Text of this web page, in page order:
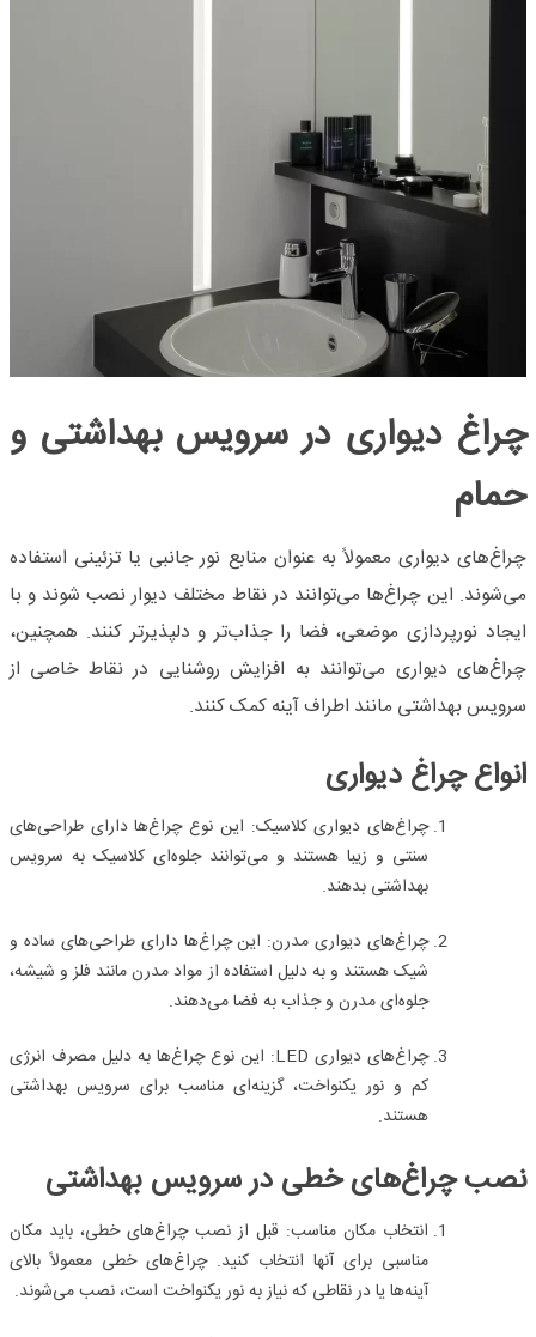
چراغ دیواری در سرویس بهداشتی و
حمام
چراغ‌های دیواری معمولاً به عنوان منابع نور جانبی یا تزئینی استفاده
می‌شوند. این چراغ‌ها می‌توانند در نقاط مختلف دیوار نصب شوند و با
ایجاد نورپردازی موضعی، فضا را جذاب‌تر و دلپذیرتر کنند. همچنین،
چراغ‌های دیواری می‌توانند به افزایش روشنایی در نقاط خاصی از
سرویس بهداشتی مانند اطراف آینه کمک کنند.
انواع چراغ دیواری
چراغ‌های دیواری کلاسیک: این نوع چراغ‌ها دارای طراحی‌های
سنتی و زیبا هستند و می‌توانند جلوه‌ای کلاسیک به سرویس
بهداشتی بدهند.
چراغ‌های دیواری مدرن: این چراغ‌ها دارای طراحی‌های ساده و
شیک هستند و به دلیل استفاده از مواد مدرن مانند فلز و شیشه،
جلوه‌ای مدرن و جذاب به فضا می‌دهند.
چراغ‌های دیواری LED
: این نوع چراغ‌ها به دلیل مصرف انرژی
کم و نور یکنواخت، گزینه‌ای مناسب برای سرویس بهداشتی
هستند.
نصب چراغ‌های خطی در سرویس بهداشتی
انتخاب مکان مناسب: قبل از نصب چراغ‌های خطی، باید مکان
مناسبی برای آنها انتخاب کنید. چراغ‌های خطی معمولاً بالای
آینه‌ها یا در نقاطی که نیاز به نور یکنواخت است، نصب می‌شوند.